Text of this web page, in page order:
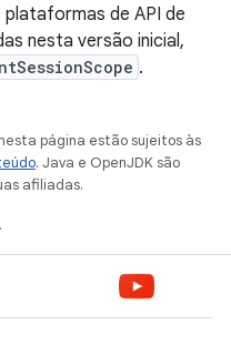
plataformas de API de
nesta versão inicial,
.
página estão sujeitos às
. Java e OpenJDK são
afiliadas.